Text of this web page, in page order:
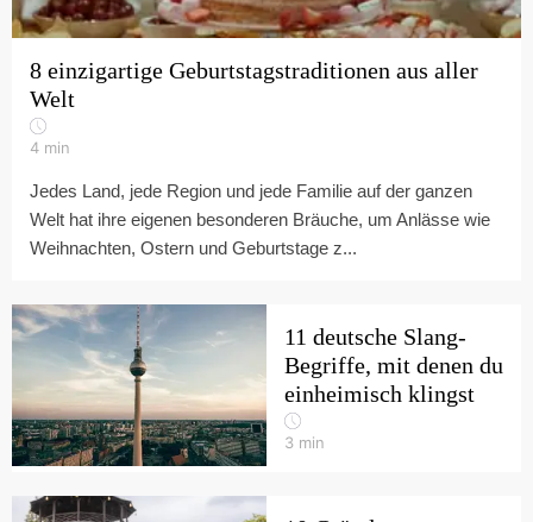
8 einzigartige Geburtstagstraditionen aus aller
Welt
4 min
Jedes Land, jede Region und jede Familie auf der ganzen
Welt hat ihre eigenen besonderen Bräuche, um Anlässe wie
Weihnachten, Ostern und Geburtstage z...
11 deutsche Slang-
Begriffe, mit denen du
einheimisch klingst
3 min